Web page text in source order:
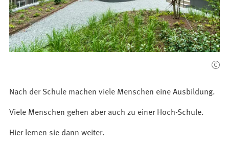
Nach der Schule machen viele Menschen eine Ausbildung.
Viele Menschen gehen aber auch zu einer Hoch-Schule.
Hier lernen sie dann weiter.